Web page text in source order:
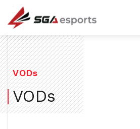
㈜에스지에이이스포츠
VODs
VODs